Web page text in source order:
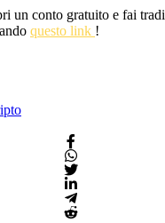
un conto gratuito e fai
questo link !